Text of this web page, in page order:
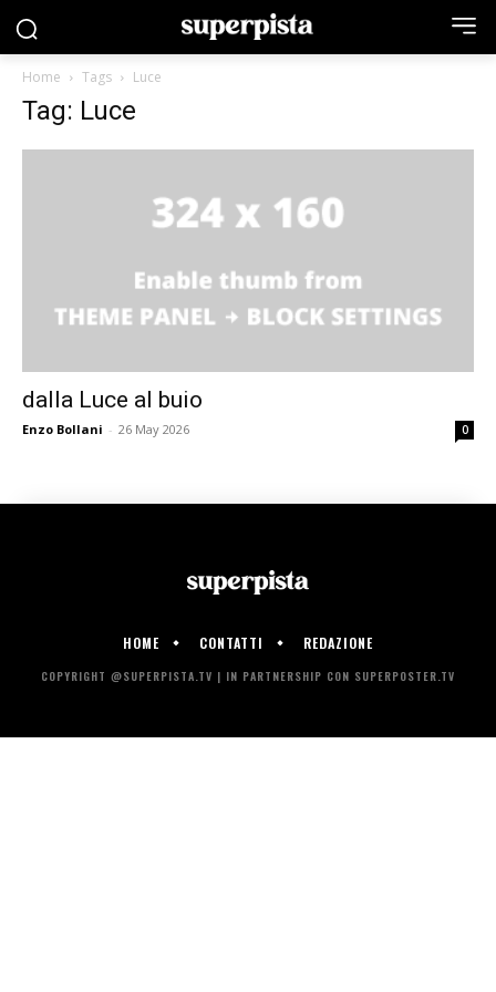
Home Tags Luce
Tag: Luce
dalla Luce al buio
Enzo Bollani - 26 May 2026 0
HOME CONTATTI REDAZIONE
COPYRIGHT @SUPERPISTA.TV | IN PARTNERSHIP CON SUPERPOSTER.TV